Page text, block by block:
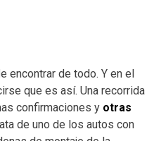
encontrar de todo. Y en el
que es así. Una recorrida
confirmaciones y otras
de uno de los autos con